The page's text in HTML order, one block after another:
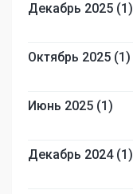
Декабрь 2025 (1)
Октябрь 2025 (1)
Июнь 2025 (1)
Декабрь 2024 (1)